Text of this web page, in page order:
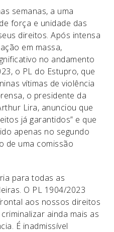
semanas, a uma
força e unidade das
direitos. Após intensa
em massa,
no andamento
o PL do Estupro, que
vítimas de violência
o presidente da
Lira, anunciou que
já garantidos” e que
apenas no segundo
de uma comissão
para todas as
O PL 1904/2023
aos nossos direitos
ainda mais as
É inadmissível